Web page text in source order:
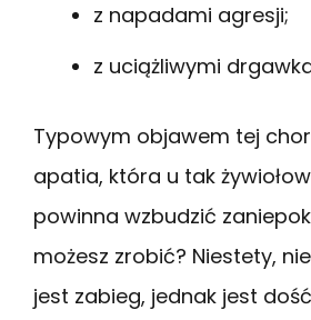
z napadami agresji;
z uciążliwymi
Typowym objawem tej
apatia, która u tak
powinna wzbudzić
możesz zrobić? Niestety,
jest zabieg, jednak jest dość